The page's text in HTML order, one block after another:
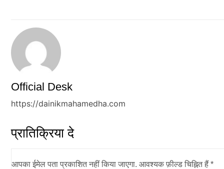
Official Desk
https://dainikmahamedha.com
प्रातिक्रिया दे
आपका ईमेल पता प्रकाशित नहीं किया जाएगा. आवश्यक फ़ील्ड चिह्नित हैं *